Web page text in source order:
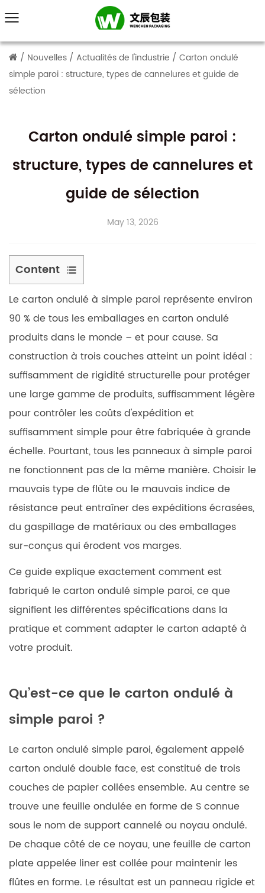
/ Nouvelles / Actualités de l'industrie / Carton ondulé
simple paroi : structure, types de cannelures et guide de
sélection
Carton ondulé simple paroi :
structure, types de cannelures et
guide de sélection
May 13, 2026
Content
1
Qu’est-
ce
que
le
ondulé
à
simple
paroi
?
Types
de
flûtes
et
ce
signifient
pour
votre
emballage
3
Comprendre
évaluations
de
résistance :
vs
test
d'éclatement
Applications
courantes
du
carton
ondulé
Le carton ondulé à simple paroi représente environ
90 % de tous les emballages en carton ondulé
produits dans le monde – et pour cause. Sa
construction à trois couches atteint un point idéal :
suffisamment de rigidité structurelle pour protéger
une large gamme de produits, suffisamment légère
pour contrôler les coûts d'expédition et
suffisamment simple pour être fabriquée à grande
échelle. Pourtant, tous les panneaux à simple paroi
ne fonctionnent pas de la même manière. Choisir le
mauvais type de flûte ou le mauvais indice de
résistance peut entraîner des expéditions écrasées,
du gaspillage de matériaux ou des emballages
sur-conçus qui érodent vos marges.
Ce guide explique exactement comment est
fabriqué le carton ondulé simple paroi, ce que
signifient les différentes spécifications dans la
pratique et comment adapter le carton adapté à
votre produit.
Qu’est-ce que le carton ondulé à
simple paroi ?
Le carton ondulé simple paroi, également appelé
carton ondulé double face, est constitué de trois
couches de papier collées ensemble. Au centre se
trouve une feuille ondulée en forme de S connue
sous le nom de support cannelé ou noyau ondulé.
De chaque côté de ce noyau, une feuille de carton
plate appelée liner est collée pour maintenir les
flûtes en forme. Le résultat est un panneau rigide et